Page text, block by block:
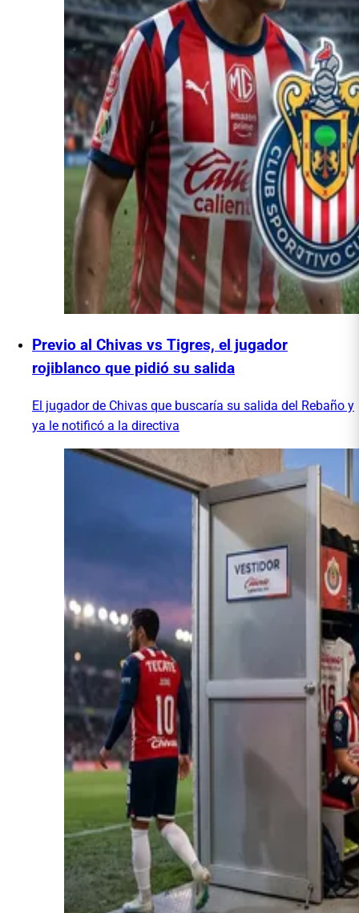
Previo al Chivas vs Tigres, el jugador
rojiblanco que pidió su salida
El jugador de Chivas que buscaría su salida del Rebaño y
ya le notificó a la directiva